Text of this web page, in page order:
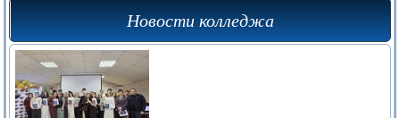
Новости колледжа